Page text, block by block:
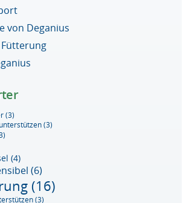
von Deganius
(3)
(3)
(4)
(6)
(16)
(3)